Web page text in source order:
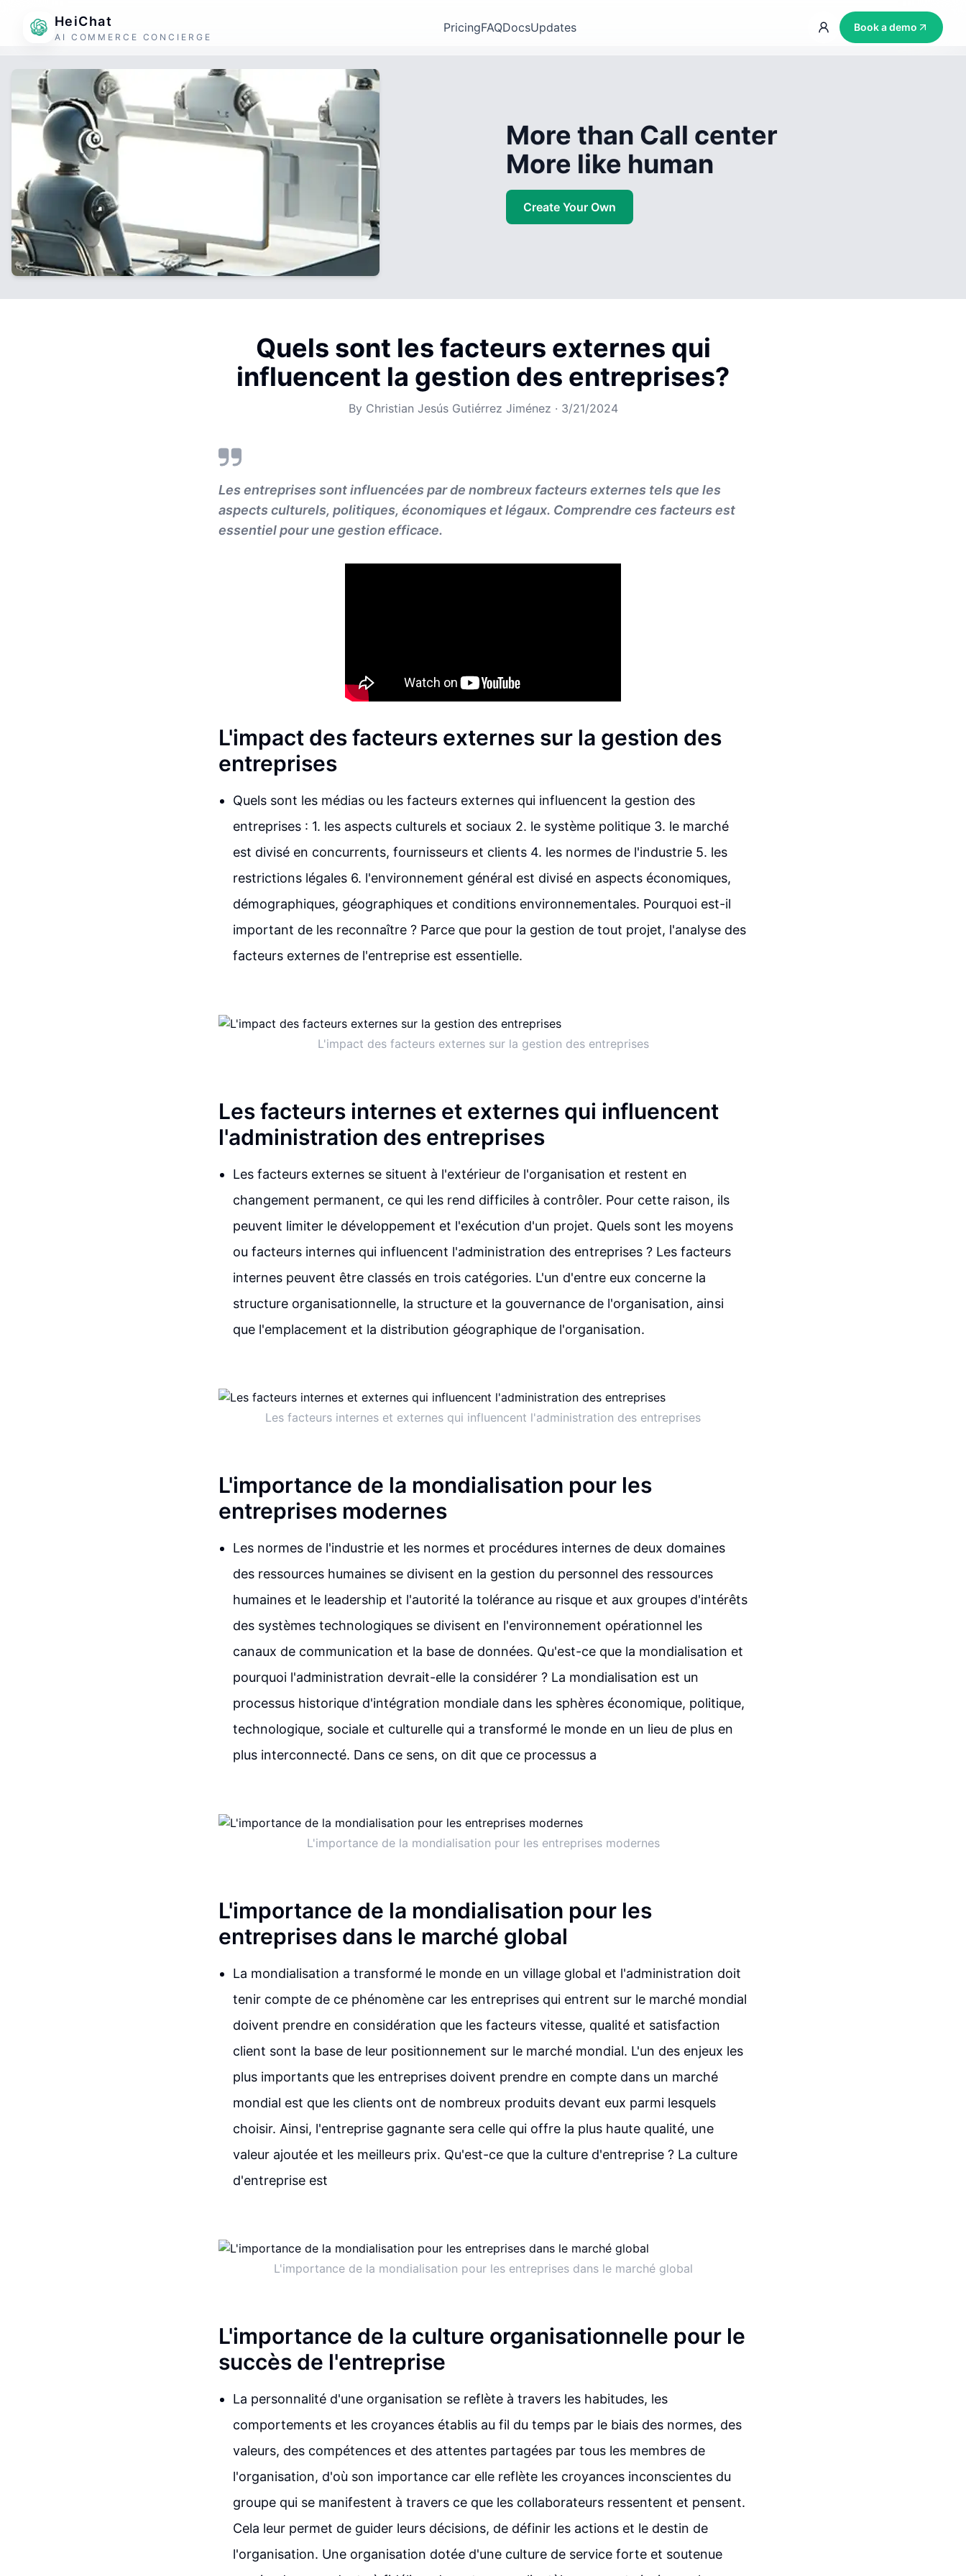
HeiChat
AI COMMERCE CONCIERGE
PricingFAQDocsUpdates Book a demo
More than Call center
More like human
Create Your Own
Quels sont les facteurs externes qui
influencent la gestion des entreprises?
By Christian Jesús Gutiérrez Jiménez · 3/21/2024
Les entreprises sont influencées par de nombreux facteurs externes tels que les
aspects culturels, politiques, économiques et légaux. Comprendre ces facteurs est
essentiel pour une gestion efficace.
L'impact des facteurs externes sur la gestion des
entreprises
Quels sont les médias ou les facteurs externes qui influencent la gestion des
entreprises : 1. les aspects culturels et sociaux 2. le système politique 3. le marché
est divisé en concurrents, fournisseurs et clients 4. les normes de l'industrie 5. les
restrictions légales 6. l'environnement général est divisé en aspects économiques,
démographiques, géographiques et conditions environnementales. Pourquoi est-il
important de les reconnaître ? Parce que pour la gestion de tout projet, l'analyse des
facteurs externes de l'entreprise est essentielle.
L'impact des facteurs externes sur la gestion des entreprises
Les facteurs internes et externes qui influencent
l'administration des entreprises
Les facteurs externes se situent à l'extérieur de l'organisation et restent en
changement permanent, ce qui les rend difficiles à contrôler. Pour cette raison, ils
peuvent limiter le développement et l'exécution d'un projet. Quels sont les moyens
ou facteurs internes qui influencent l'administration des entreprises ? Les facteurs
internes peuvent être classés en trois catégories. L'un d'entre eux concerne la
structure organisationnelle, la structure et la gouvernance de l'organisation, ainsi
que l'emplacement et la distribution géographique de l'organisation.
Les facteurs internes et externes qui influencent l'administration des entreprises
L'importance de la mondialisation pour les
entreprises modernes
Les normes de l'industrie et les normes et procédures internes de deux domaines
des ressources humaines se divisent en la gestion du personnel des ressources
humaines et le leadership et l'autorité la tolérance au risque et aux groupes d'intérêts
des systèmes technologiques se divisent en l'environnement opérationnel les
canaux de communication et la base de données. Qu'est-ce que la mondialisation et
pourquoi l'administration devrait-elle la considérer ? La mondialisation est un
processus historique d'intégration mondiale dans les sphères économique, politique,
technologique, sociale et culturelle qui a transformé le monde en un lieu de plus en
plus interconnecté. Dans ce sens, on dit que ce processus a
L'importance de la mondialisation pour les entreprises modernes
L'importance de la mondialisation pour les
entreprises dans le marché global
La mondialisation a transformé le monde en un village global et l'administration doit
tenir compte de ce phénomène car les entreprises qui entrent sur le marché mondial
doivent prendre en considération que les facteurs vitesse, qualité et satisfaction
client sont la base de leur positionnement sur le marché mondial. L'un des enjeux les
plus importants que les entreprises doivent prendre en compte dans un marché
mondial est que les clients ont de nombreux produits devant eux parmi lesquels
choisir. Ainsi, l'entreprise gagnante sera celle qui offre la plus haute qualité, une
valeur ajoutée et les meilleurs prix. Qu'est-ce que la culture d'entreprise ? La culture
d'entreprise est
L'importance de la mondialisation pour les entreprises dans le marché global
L'importance de la culture organisationnelle pour le
succès de l'entreprise
La personnalité d'une organisation se reflète à travers les habitudes, les
comportements et les croyances établis au fil du temps par le biais des normes, des
valeurs, des compétences et des attentes partagées par tous les membres de
l'organisation, d'où son importance car elle reflète les croyances inconscientes du
groupe qui se manifestent à travers ce que les collaborateurs ressentent et pensent.
Cela leur permet de guider leurs décisions, de définir les actions et le destin de
l'organisation. Une organisation dotée d'une culture de service forte et soutenue